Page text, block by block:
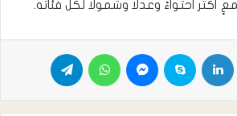
أكثر احتواءً وعدلاً وشمولاً لكل فئاته.